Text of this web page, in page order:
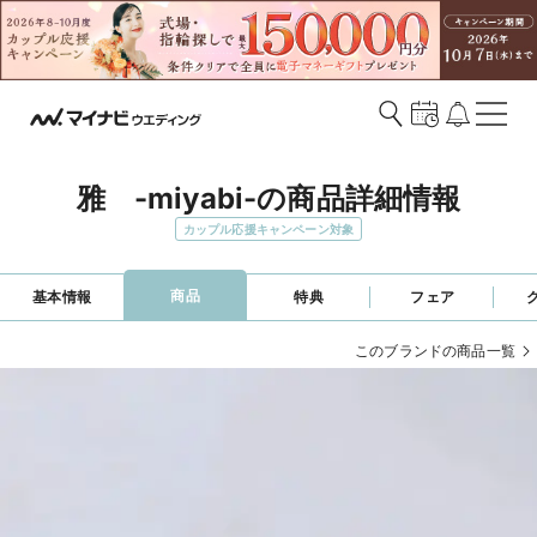
雅　-miyabi-の商品詳細情報
カップル応援キャンペーン対象
基本情報 商品 特典 フェア
このブランドの商品一覧